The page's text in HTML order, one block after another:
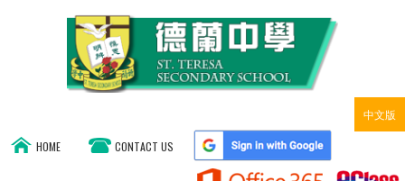
中文版
HOME CONTACT US